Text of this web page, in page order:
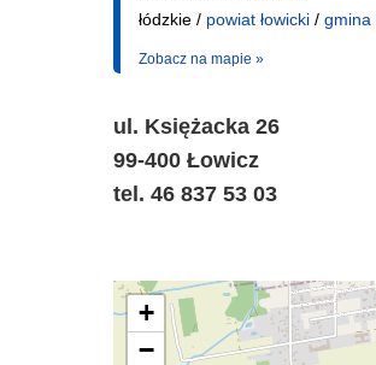
łódzkie / powiat łowicki / gmina
Zobacz na mapie »
ul. Księżacka 26
99-400 Łowicz
tel. 46 837 53 03
+
−